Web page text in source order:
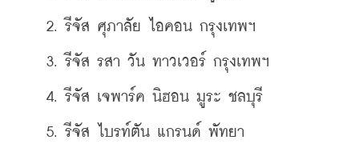
2. รีจัส ศุภาลัย ไอคอน กรุงเทพฯ
3. รีจัส รสา วัน ทาวเวอร์ กรุงเทพฯ
4. รีจัส เจพาร์ค นิฮอน มูระ ชลบุรี
5. รีจัส ไบรท์ตัน แกรนด์ พัทยา